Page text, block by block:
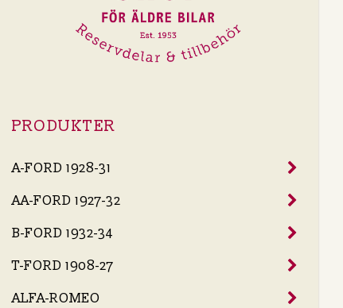
PRODUKTER
A-FORD 1928-31
AA-FORD 1927-32
B-FORD 1932-34
T-FORD 1908-27
ALFA-ROMEO